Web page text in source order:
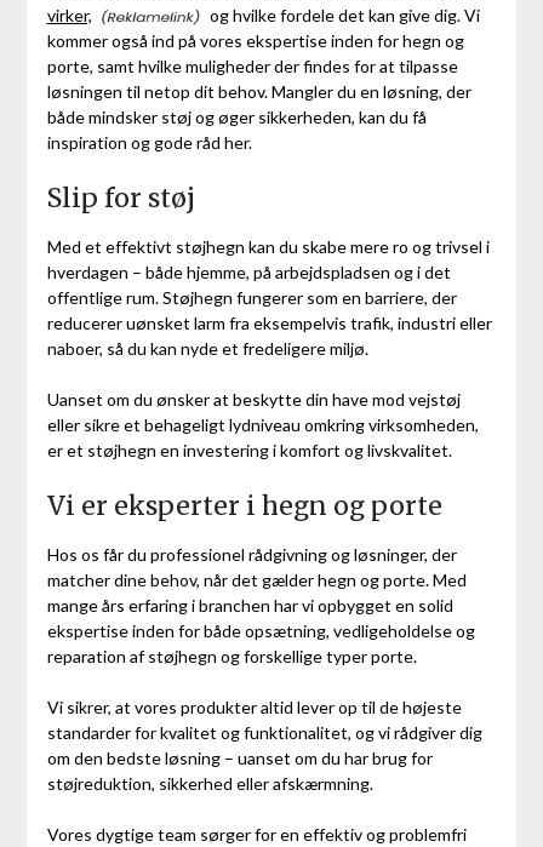
virker,
og hvilke fordele det kan give dig. Vi
kommer også ind på vores ekspertise inden for hegn og
porte, samt hvilke muligheder der findes for at tilpasse
løsningen til netop dit behov. Mangler du en løsning, der
både mindsker støj og øger sikkerheden, kan du få
inspiration og gode råd her.
Slip for støj
Med et effektivt støjhegn kan du skabe mere ro og trivsel i
hverdagen – både hjemme, på arbejdspladsen og i det
offentlige rum. Støjhegn fungerer som en barriere, der
reducerer uønsket larm fra eksempelvis trafik, industri eller
naboer, så du kan nyde et fredeligere miljø.
Uanset om du ønsker at beskytte din have mod vejstøj
eller sikre et behageligt lydniveau omkring virksomheden,
er et støjhegn en investering i komfort og livskvalitet.
Vi er eksperter i hegn og porte
Hos os får du professionel rådgivning og løsninger, der
matcher dine behov, når det gælder hegn og porte. Med
mange års erfaring i branchen har vi opbygget en solid
ekspertise inden for både opsætning, vedligeholdelse og
reparation af støjhegn og forskellige typer porte.
Vi sikrer, at vores produkter altid lever op til de højeste
standarder for kvalitet og funktionalitet, og vi rådgiver dig
om den bedste løsning – uanset om du har brug for
støjreduktion, sikkerhed eller afskærmning.
Vores dygtige team sørger for en effektiv og problemfri